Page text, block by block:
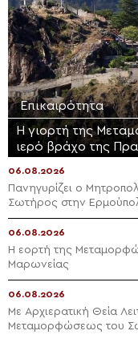
Επικαιρότητα
Η γιορτή της
ιερό βράχο της
06.08.2026
Πανηγυρίζει ο
Σωτήρος στην
06.08.2026
Η εορτή της
Μαρωνείας
06.08.2026
Με Αρχιερατική Θεία
Μεταμορφώσεως του